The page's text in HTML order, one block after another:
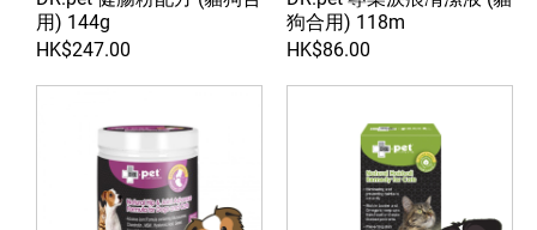
用) 144g
HK$247.00
狗合用) 118m
HK$86.00